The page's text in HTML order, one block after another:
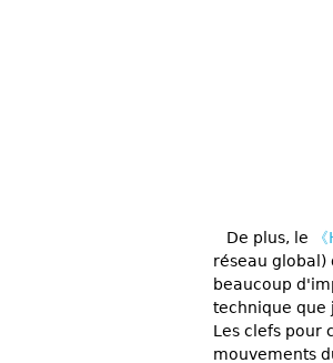
De plus, le
réseau global)
beaucoup
technique que
Les clefs pour
mouvements